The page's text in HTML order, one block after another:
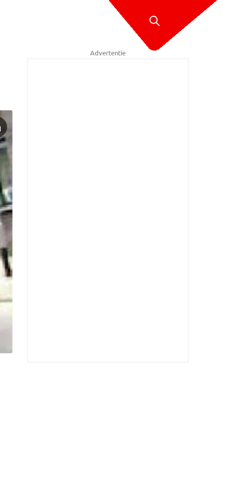
Advertentie